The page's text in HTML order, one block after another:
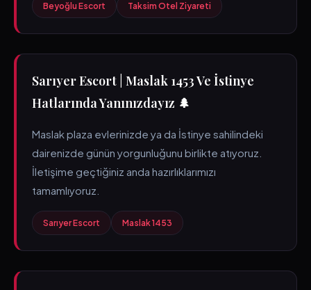
Beyoğlu Escort Taksim Otel Ziyareti
Sarıyer Escort | Maslak 1453 Ve İstinye
Hatlarında Yanınızdayız 🌲
Maslak plaza evlerinizde ya da İstinye sahilindeki
dairenizde günün yorgunluğunu birlikte atıyoruz.
İletişime geçtiğiniz anda hazırlıklarımızı
tamamlıyoruz.
Sarıyer Escort Maslak 1453